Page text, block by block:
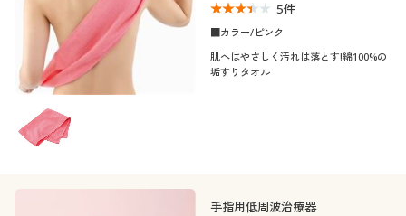
5件
■カラー/ピンク
肌へはやさしく汚れは落とす!綿100%の
垢すりタオル
手指用低周波治療器